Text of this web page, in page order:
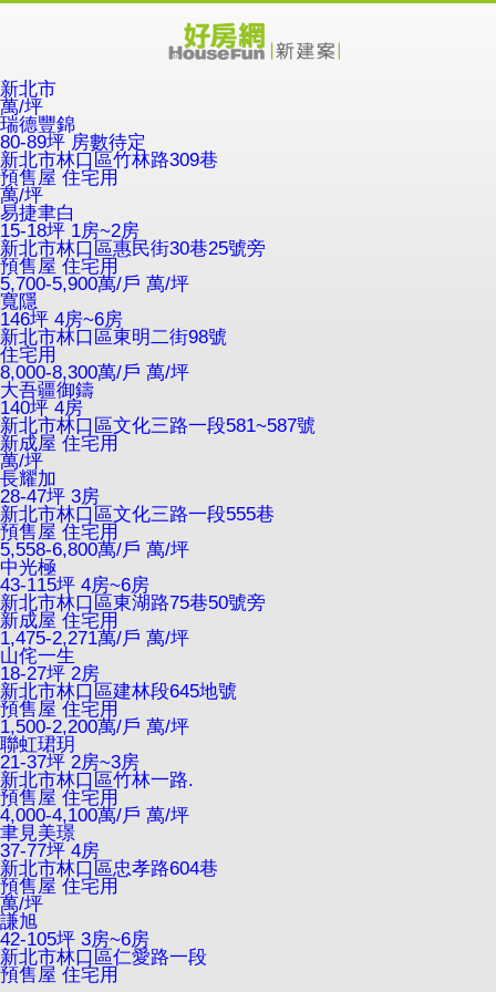
新北市
萬/坪
瑞德豐錦
80-89坪 房數待定
新北市林口區竹林路309巷
預售屋 住宅用
萬/坪
易捷聿白
15-18坪 1房~2房
新北市林口區惠民街30巷25號旁
預售屋 住宅用
5,700-5,900萬/戶 萬/坪
寬隱
146坪 4房~6房
新北市林口區東明二街98號
住宅用
8,000-8,300萬/戶 萬/坪
大吾疆御鑄
140坪 4房
新北市林口區文化三路一段581~587號
新成屋 住宅用
萬/坪
長耀加
28-47坪 3房
新北市林口區文化三路一段555巷
預售屋 住宅用
5,558-6,800萬/戶 萬/坪
中光極
43-115坪 4房~6房
新北市林口區東湖路75巷50號旁
新成屋 住宅用
1,475-2,271萬/戶 萬/坪
山侘一生
18-27坪 2房
新北市林口區建林段645地號
預售屋 住宅用
1,500-2,200萬/戶 萬/坪
聯虹珺玥
21-37坪 2房~3房
新北市林口區竹林一路.
預售屋 住宅用
4,000-4,100萬/戶 萬/坪
聿見美璟
37-77坪 4房
新北市林口區忠孝路604巷
預售屋 住宅用
萬/坪
謙旭
42-105坪 3房~6房
新北市林口區仁愛路一段
預售屋 住宅用